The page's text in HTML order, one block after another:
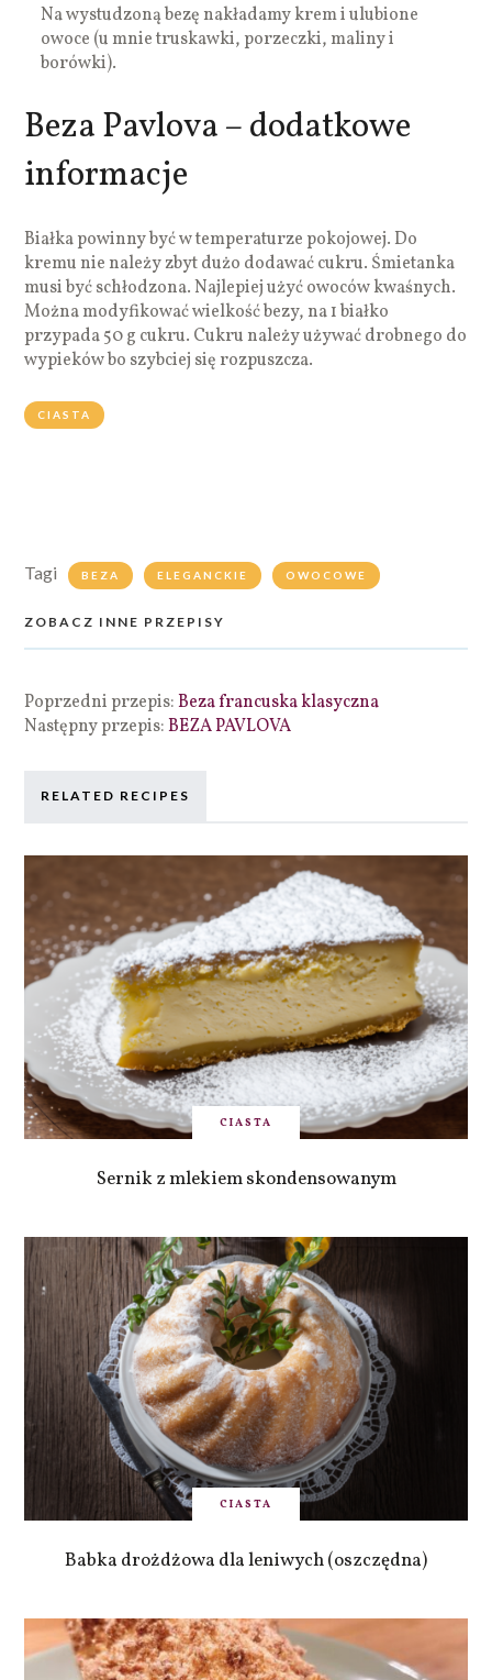
Na wystudzoną bezę nakładamy krem i ulubione
owoce (u mnie truskawki, porzeczki, maliny i
borówki).
Beza Pavlova – dodatkowe
informacje
Białka powinny być w temperaturze pokojowej. Do
kremu nie należy zbyt dużo dodawać cukru. Śmietanka
musi być schłodzona. Najlepiej użyć owoców kwaśnych.
Można modyfikować wielkość bezy, na 1 białko
przypada 50 g cukru. Cukru należy używać drobnego do
wypieków bo szybciej się rozpuszcza.
CIASTA
Tagi BEZA ELEGANCKIE OWOCOWE
ZOBACZ INNE PRZEPISY
Poprzedni przepis:Beza francuska klasyczna
Następny przepis:BEZA PAVLOVA
RELATED RECIPES
CIASTA
Sernik z mlekiem skondensowanym
CIASTA
Babka drożdżowa dla leniwych (oszczędna)